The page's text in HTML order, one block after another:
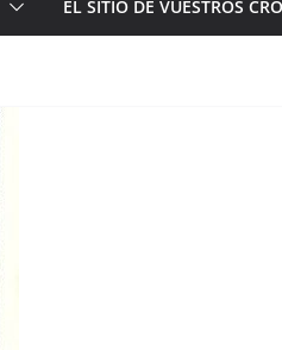
EL SITIO DE VUESTROS